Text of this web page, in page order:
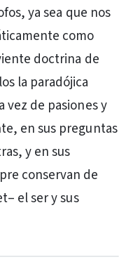
ya sea que nos
como
doctrina de
la paradójica
vez de pasiones y
en sus preguntas
y en sus
conservan de
el ser y sus